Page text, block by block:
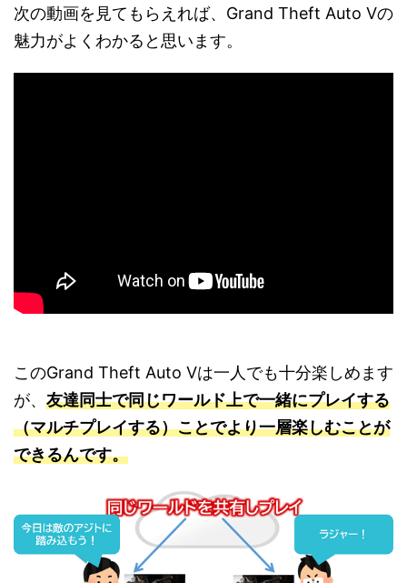
次の動画を見てもらえれば、Grand Theft Auto Vの
魅力がよくわかると思います。
このGrand Theft Auto Vは一人でも十分楽しめます
が、 友達同士で同じワールド上で一緒にプレイする
（マルチプレイする）ことでより一層楽しむことが
できるんです。